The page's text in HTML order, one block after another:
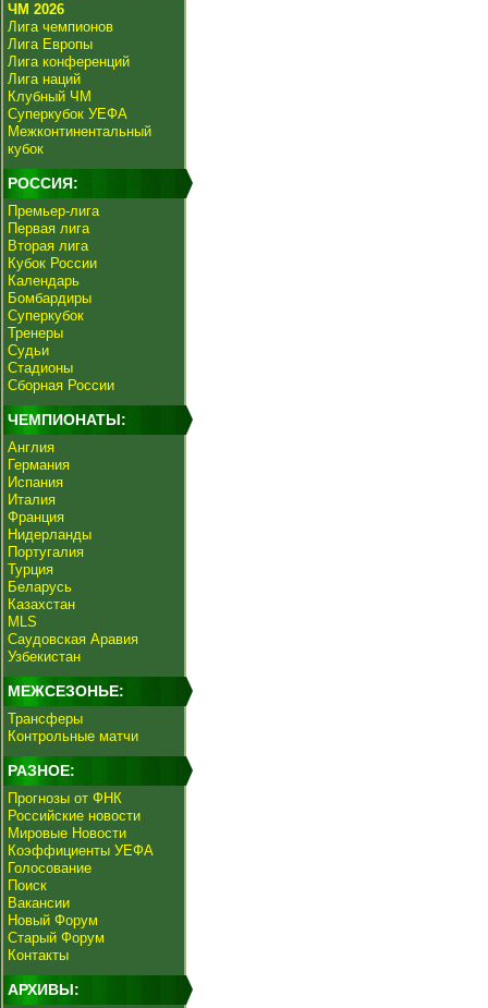
ЧМ 2026
Лига чемпионов
Лига Европы
Лига конференций
Лига наций
Клубный ЧМ
Суперкубок УЕФА
Межконтинентальный
кубок
РОССИЯ:
Премьер-лига
Первая лига
Вторая лига
Кубок России
Календарь
Бомбардиры
Суперкубок
Тренеры
Судьи
Стадионы
Сборная России
ЧЕМПИОНАТЫ:
Англия
Германия
Испания
Италия
Франция
Нидерланды
Португалия
Турция
Беларусь
Казахстан
MLS
Саудовская Аравия
Узбекистан
МЕЖСЕЗОНЬЕ:
Трансферы
Контрольные матчи
РАЗНОЕ:
Прогнозы от ФНК
Российские новости
Мировые Новости
Коэффициенты УЕФА
Голосование
Поиск
Вакансии
Новый Форум
Старый Форум
Контакты
АРХИВЫ: